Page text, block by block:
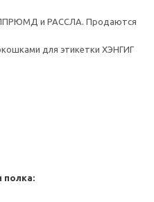
УППРЮМД и РАССЛА. Продаются
для этикетки ХЭНГИГ
полка: